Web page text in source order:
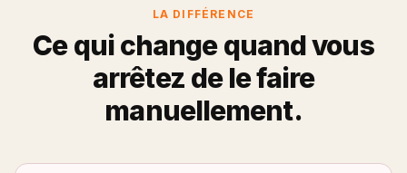
LA DIFFÉRENCE
Ce qui change quand vous
arrêtez de le faire
manuellement.